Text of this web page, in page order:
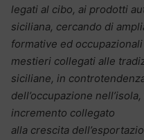
legati al cibo, ai prodotti
siciliana, cercando di
formative ed
mestieri collegati alle
siciliane, in
dell’occupazione
incremento collegato
alla crescita